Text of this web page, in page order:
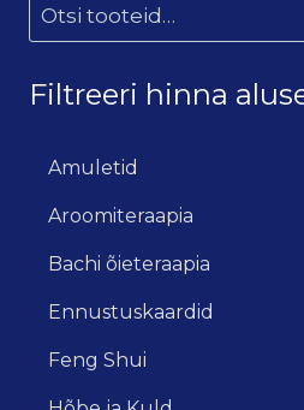
Filtreeri hinna
Amuletid
Aroomiteraapia
Bachi õieteraapia
Ennustuskaardid
Feng Shui